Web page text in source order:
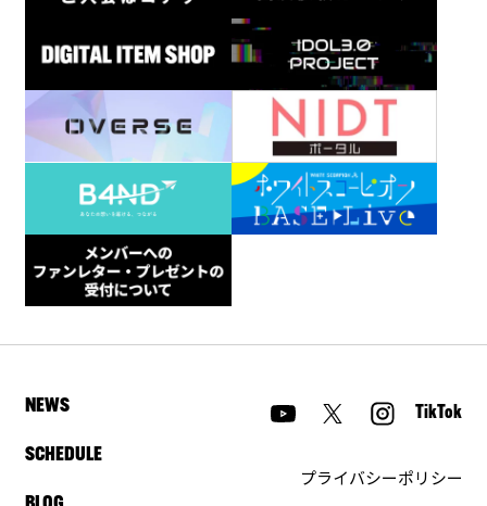
NEWS
SCHEDULE
TikTok
プライバシーポリシー